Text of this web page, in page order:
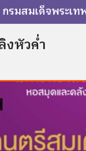
กรมสมเด็จพระเท
งหัวค่ำ